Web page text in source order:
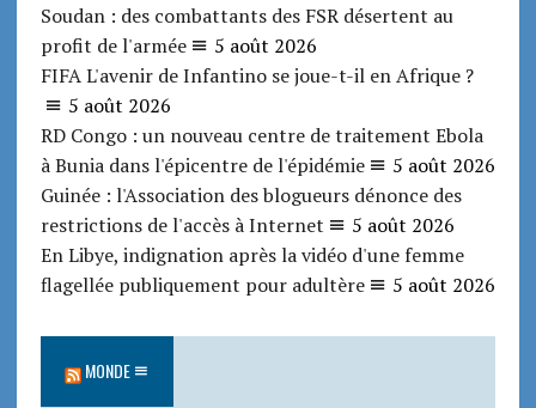
Soudan : des combattants des FSR désertent au
profit de l'armée
5 août 2026
FIFA L'avenir de Infantino se joue-t-il en Afrique ?
5 août 2026
RD Congo : un nouveau centre de traitement Ebola
à Bunia dans l'épicentre de l'épidémie
5 août 2026
Guinée : l'Association des blogueurs dénonce des
restrictions de l'accès à Internet
5 août 2026
En Libye, indignation après la vidéo d'une femme
flagellée publiquement pour adultère
5 août 2026
MONDE